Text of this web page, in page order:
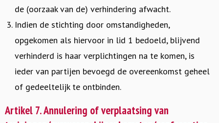
de (oorzaak van de) verhindering afwacht.
Indien de stichting door omstandigheden,
opgekomen als hiervoor in lid 1 bedoeld, blijvend
verhinderd is haar verplichtingen na te komen, is
ieder van partijen bevoegd de overeenkomst geheel
of gedeeltelijk te ontbinden.
Artikel 7. Annulering of verplaatsing van